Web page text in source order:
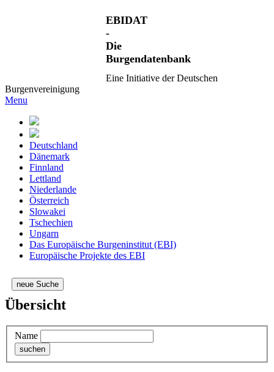
EBIDAT
-
Die
Burgendatenbank
Eine Initiative der Deutschen
Burgenvereinigung
Menu
Deutschland
Dänemark
Finnland
Lettland
Niederlande
Österreich
Slowakei
Tschechien
Ungarn
Das Europäische Burgeninstitut (EBI)
Europäische Projekte des EBI
neue Suche
Übersicht
Name